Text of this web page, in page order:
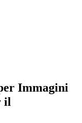
Immagini
il